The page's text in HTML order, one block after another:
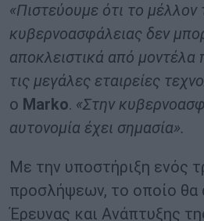
«Πιστεύουμε ότι το μέλλον
κυβερνοασφάλειας δεν
αποκλειστικά από μοντέλα
τις μεγάλες εταιρείες
ο Marko. «Στην
αυτονομία έχει σημασία».
Με την υποστήριξη ενός
προσλήψεων, το οποίο θα
Έρευνας και Ανάπτυξης